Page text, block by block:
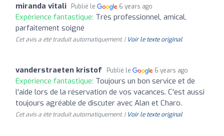
miranda vitali Publié le 6 years ago
Expérience fantastique: Très professionnel, amical,
parfaitement soigné
Cet avis a été traduit automatiquement. | Voir le texte original
vanderstraeten kristof Publié le 6 years ago
Expérience fantastique: Toujours un bon service et de
l'aide lors de la réservation de vos vacances. C'est aussi
toujours agréable de discuter avec Alan et Charo.
Cet avis a été traduit automatiquement. | Voir le texte original